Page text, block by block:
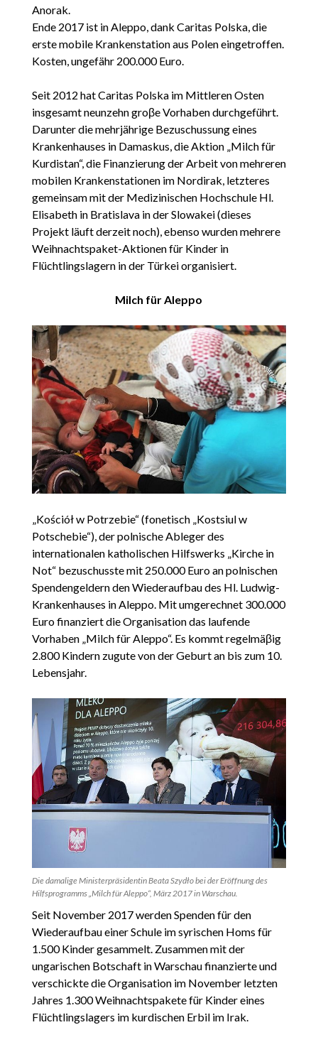
Anorak.
Ende 2017 ist in Aleppo, dank Caritas Polska, die
erste mobile Krankenstation aus Polen eingetroffen.
Kosten, ungefähr 200.000 Euro.
Seit 2012 hat Caritas Polska im Mittleren Osten
insgesamt neunzehn groβe Vorhaben durchgeführt.
Darunter die mehrjährige Bezuschussung eines
Krankenhauses in Damaskus, die Aktion „Milch für
Kurdistan“, die Finanzierung der Arbeit von mehreren
mobilen Krankenstationen im Nordirak, letzteres
gemeinsam mit der Medizinischen Hochschule Hl.
Elisabeth in Bratislava in der Slowakei (dieses
Projekt läuft derzeit noch), ebenso wurden mehrere
Weihnachtspaket-Aktionen für Kinder in
Flüchtlingslagern in der Türkei organisiert.
Milch für Aleppo
„Kościół w Potrzebie“ (fonetisch „Kostsiul w
Potschebie“), der polnische Ableger des
internationalen katholischen Hilfswerks „Kirche in
Not“ bezuschusste mit 250.000 Euro an polnischen
Spendengeldern den Wiederaufbau des Hl. Ludwig-
Krankenhauses in Aleppo. Mit umgerechnet 300.000
Euro finanziert die Organisation das laufende
Vorhaben „Milch für Aleppo“. Es kommt regelmäβig
2.800 Kindern zugute von der Geburt an bis zum 10.
Lebensjahr.
Die damalige Ministerpräsidentin Beata Szydło bei der Eröffnung des
Hilfsprogramms „Milch für Aleppo“, März 2017 in Warschau.
Seit November 2017 werden Spenden für den
Wiederaufbau einer Schule im syrischen Homs für
1.500 Kinder gesammelt. Zusammen mit der
ungarischen Botschaft in Warschau finanzierte und
verschickte die Organisation im November letzten
Jahres 1.300 Weihnachtspakete für Kinder eines
Flüchtlingslagers im kurdischen Erbil im Irak.